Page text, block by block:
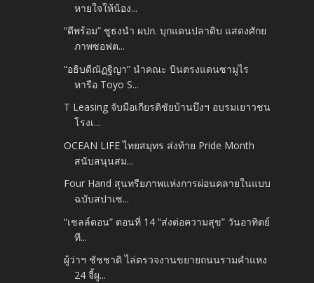
หายใจให้น้อง...
“ดีพร้อม” ชูธงนำ ผปก. บุกแดนปลาดิบ แสดงศักย
ภาพซอฟต...
“อธิบดีณัฏฐิญา” นำคณะ บินตรงแดนซามูไร
หารือ Toyo S...
T Leasing จับมือเกียรติชัยบ้านบึงฯ อบรมเยาวชน
โรงเ...
OCEAN LIFE ไทยสมุทร ส่งท้าย Pride Month
สนับสนุนสม...
Four Hand สุนทรียภาพแห่งการผ่อนคลายในแบบ
ฉบับสปาเซ...
“เชลล์ดอน” ตอนที่ 14 “ส่งต่อความสุข” วันอาทิตย์
ที...
ผู้ว่าฯ ชัชชาติ ไล่ตรวจงานขยายถนนรามคำแหง
24 จี้ผู...